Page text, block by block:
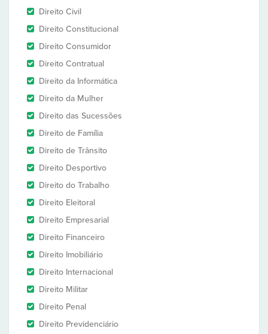
Direito Civil
Direito Constitucional
Direito Consumidor
Direito Contratual
Direito da Informática
Direito da Mulher
Direito das Sucessões
Direito de Família
Direito de Trânsito
Direito Desportivo
Direito do Trabalho
Direito Eleitoral
Direito Empresarial
Direito Financeiro
Direito Imobiliário
Direito Internacional
Direito Militar
Direito Penal
Direito Previdenciário